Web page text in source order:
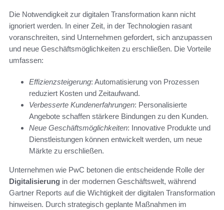
Die Notwendigkeit zur digitalen Transformation kann nicht
ignoriert werden. In einer Zeit, in der Technologien rasant
voranschreiten, sind Unternehmen gefordert, sich anzupassen
und neue Geschäftsmöglichkeiten zu erschließen. Die Vorteile
umfassen:
Effizienzsteigerung: Automatisierung von Prozessen
reduziert Kosten und Zeitaufwand.
Verbesserte Kundenerfahrungen: Personalisierte
Angebote schaffen stärkere Bindungen zu den Kunden.
Neue Geschäftsmöglichkeiten: Innovative Produkte und
Dienstleistungen können entwickelt werden, um neue
Märkte zu erschließen.
Unternehmen wie PwC betonen die entscheidende Rolle der
Digitalisierung in der modernen Geschäftswelt, während
Gartner Reports auf die Wichtigkeit der digitalen Transformation
hinweisen. Durch strategisch geplante Maßnahmen im